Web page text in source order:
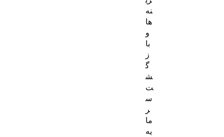
نه‌
ها
و
با
ز
گ
ش
ت
س
ر
ما
یه